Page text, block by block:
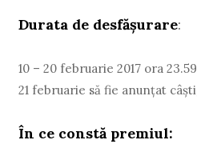
Durata de desfășurare:
10 – 20 februarie 2017 ora
21 februarie să fie anunţat
În ce constă premiul: